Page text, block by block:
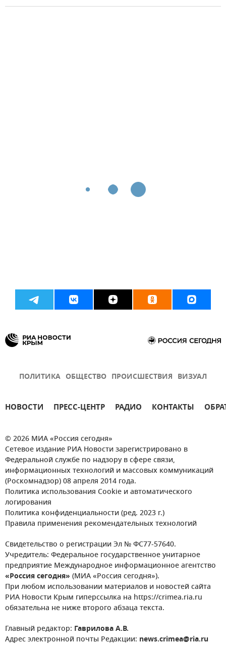
ПОЛИТИКА ОБЩЕСТВО ПРОИСШЕСТВИЯ ВИЗУАЛ
НОВОСТИ ПРЕСС-ЦЕНТР РАДИО КОНТАКТЫ
© 2026 МИА «Россия сегодня»
Сетевое издание РИА Новости зарегистрировано в
Федеральной службе по надзору в сфере связи,
информационных технологий и массовых коммуникаций
(Роскомнадзор) 08 апреля 2014 года.
Политика использования Cookie и автоматического
логирования
Политика конфиденциальности (ред. 2023 г.)
Правила применения рекомендательных технологий
Свидетельство о регистрации Эл № ФС77-57640.
Учредитель: Федеральное государственное унитарное
предприятие Международное информационное агентство
«Россия сегодня» (МИА «Россия сегодня»).
При любом использовании материалов и новостей сайта
РИА Новости Крым гиперссылка на https://crimea.ria.ru
обязательна не ниже второго абзаца текста.
Главный редактор: Гаврилова А.В.
Адрес электронной почты Редакции: news.crimea@ria.ru